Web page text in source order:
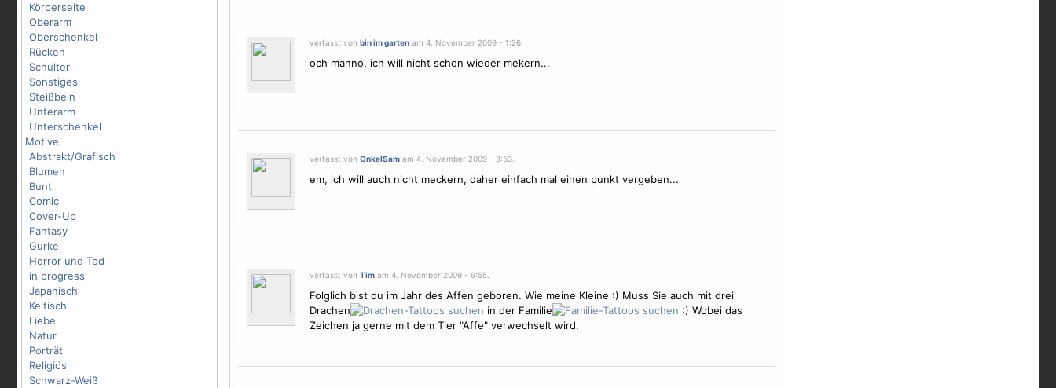
Körperseite
Oberarm
Oberschenkel
Rücken
Schulter
Sonstiges
Steißbein
Unterarm
Unterschenkel
Motive
Abstrakt/Grafisch
Blumen
Bunt
Comic
Cover-Up
Fantasy
Gurke
Horror und Tod
in progress
Japanisch
Keltisch
Liebe
Natur
Porträt
Religiös
Schwarz-Weiß
verfasst von bin im gartenam 4. November 2009 - 1:26.
och manno, ich will nicht schon wieder mekern...
verfasst von OnkelSamam 4. November 2009 - 8:53.
em, ich will auch nicht meckern, daher einfach mal einen punkt vergeben...
verfasst von Timam 4. November 2009 - 9:55.
Folglich bist du im Jahr des Affen geboren. Wie meine Kleine :) Muss Sie auch mit drei
Drachen
in der Familie
:) Wobei das
Zeichen ja gerne mit dem Tier "Affe" verwechselt wird.